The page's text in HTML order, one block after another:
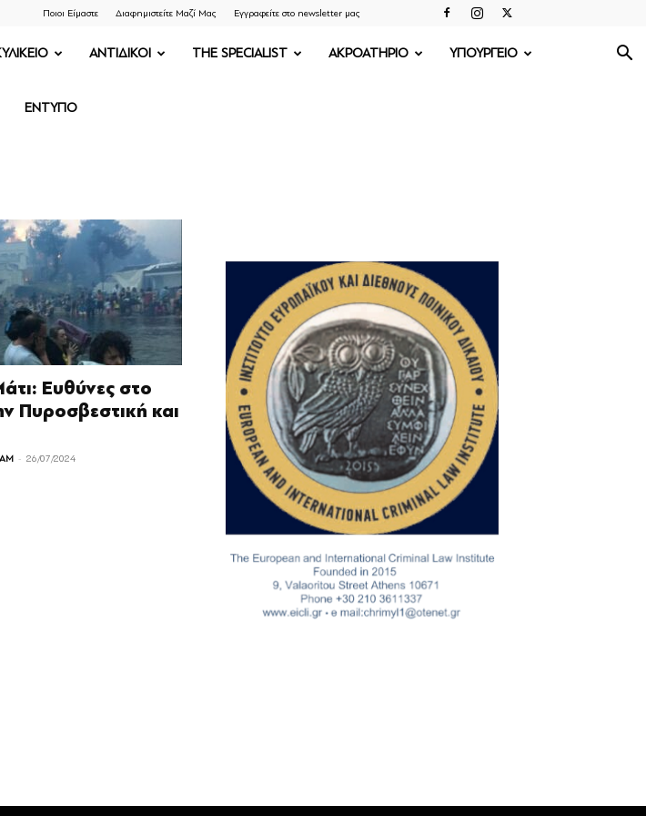
Ποιοι Είμαστε Διαφημιστείτε Μαζί Μας Εγγραφείτε στο newsletter μας
ΑΝΤΙΔΙΚΟΙ THE SPECIALIST ΑΚΡΟΑΤΗΡΙΟ ΥΠΟΥΡΓΕΙΟ
ΕΝΤΥΠΟ
Ευθύνες στο
Πυροσβεστική και
- 26/07/2024